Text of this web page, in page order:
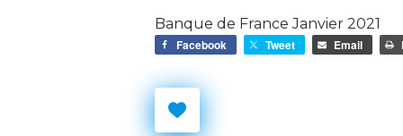
Banque de France Janvier 2021
Facebook Tweet Email